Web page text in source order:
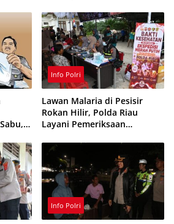
Berintegritas
Info Polri
Lawan Malaria di Pesisir
Rokan Hilir, Polda Riau
Layani Pemeriksaan
Info Polri